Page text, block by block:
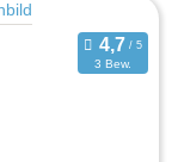
3 Bew.